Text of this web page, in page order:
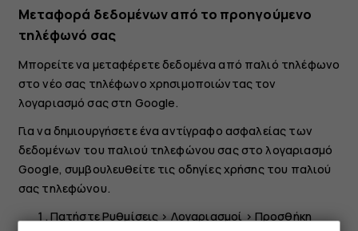
Μεταφορά δεδομένων από το προηγούμενο
τηλέφωνό σας
Μπορείτε να μεταφέρετε δεδομένα από παλιό τηλέφωνο
στο νέο σας τηλέφωνο χρησιμοποιώντας τον
λογαριασμό σας στη Google.
Για να δημιουργήσετε ένα αντίγραφο ασφαλείας των
δεδομένων του παλιού τηλεφώνου σας στο λογαριασμό
Google, συμβουλευθείτε τις οδηγίες χρήσης του παλιού
σας τηλεφώνου.
ΠατήστεΡυθμίσεις > Λογαριασμοί > Προσθήκη